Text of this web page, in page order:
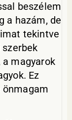
beszélem
a hazám, de
tekintve
magyarok
Ez